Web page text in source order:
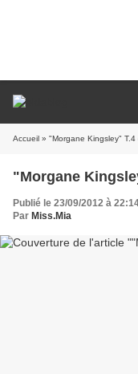
Accueil » "Morgane Kingsley"
"Morgane
Publié le 23/09/2012 à
Par Miss.Mia